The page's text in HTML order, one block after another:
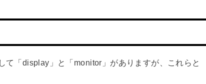
て「display」と「monitor」がありますが、これらと